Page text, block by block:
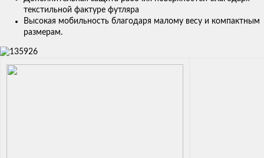
текстильной фактуре футляра
Высокая мобильность благодаря малому весу и компактным
размерам.